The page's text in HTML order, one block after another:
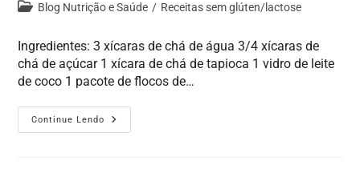
Blog Nutrição e Saúde / Receitas sem glúten/lactose
Ingredientes: 3 xícaras de chá de água 3/4 xícaras de
chá de açúcar 1 xícara de chá de tapioca 1 vidro de leite
de coco 1 pacote de flocos de…
Continue Lendo